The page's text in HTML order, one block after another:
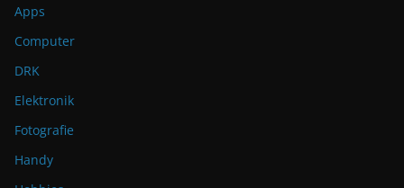
Apps
Computer
DRK
Elektronik
Fotografie
Handy